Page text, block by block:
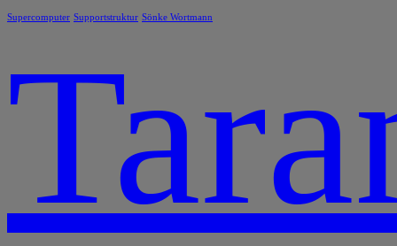
Supercomputer Supportstruktur Sönke Wortmann